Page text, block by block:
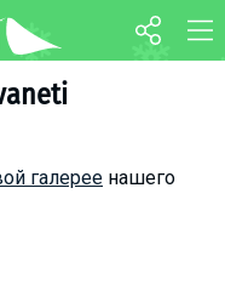
галерее нашего
КАРТА
ТРАНСФЕР